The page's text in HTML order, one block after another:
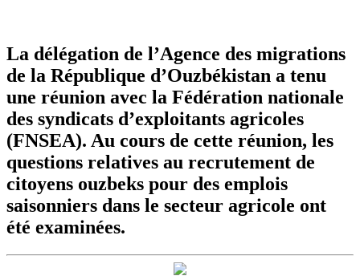
La délégation de l’Agence des migrations
de la République d’Ouzbékistan a tenu
une réunion avec la Fédération nationale
des syndicats d’exploitants agricoles
(FNSEA). Au cours de cette réunion, les
questions relatives au recrutement de
citoyens ouzbeks pour des emplois
saisonniers dans le secteur agricole ont
été examinées.